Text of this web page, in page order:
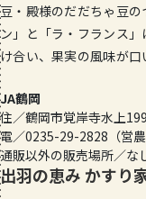
豆・殿様のだだちゃ豆
ン」と「ラ・フランス
け合い、果実の風味が口
JA鶴岡
住／鶴岡市覚岸寺水上
電／0235-29-2828（営農
通販以外の販売場所／
出羽の恵み かすり